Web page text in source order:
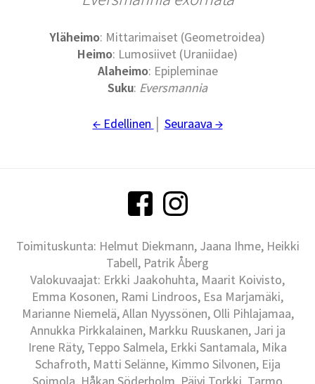
Yläheimo: Mittarimaiset (Geometroidea)
Heimo: Lumosiivet (Uraniidae)
Alaheimo: Epipleminae
Suku: Eversmannia
← Edellinen Seuraava →
Toimituskunta: Helmut Diekmann, Jaana Ihme, Heikki
Tabell, Patrik Åberg
Valokuvaajat: Erkki Jaakohuhta, Maarit Koivisto,
Emma Kosonen, Rami Lindroos, Esa Marjamäki,
Marianne Niemelä, Allan Nyyssönen, Olli Pihlajamaa,
Annukka Pirkkalainen, Markku Ruuskanen, Jari ja
Irene Räty, Teppo Salmela, Erkki Santamala, Mika
Schafroth, Matti Selänne, Kimmo Silvonen, Eija